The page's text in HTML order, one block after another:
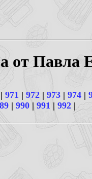
от Павла
| 971 | 972 | 973 | 974 |
| 990 | 991 | 992 |